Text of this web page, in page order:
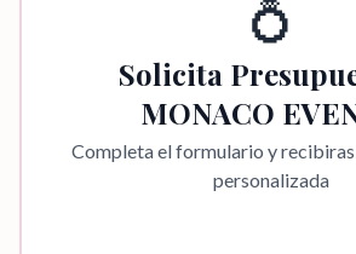
💍
Solicita
MONACO
Completa el formulario y recibiras
personalizada